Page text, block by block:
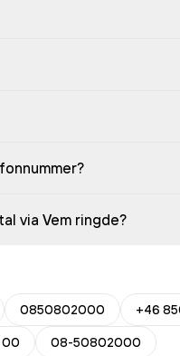
via Vem ringde?
0850802000 +46
08-50802000